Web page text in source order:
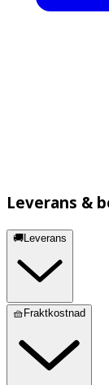
Leverans &
🚚Leverans
🧺Fraktkostnad